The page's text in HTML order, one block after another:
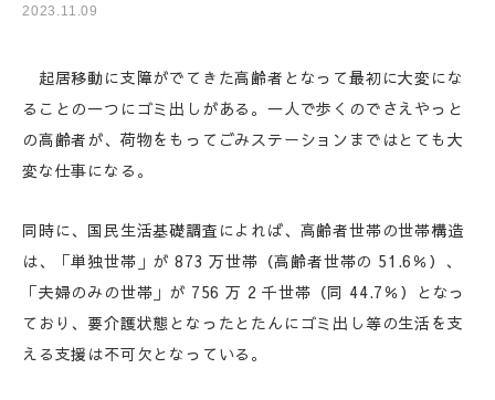
2023.11.09
起居移動に支障がでてきた高齢者となって最初に大変にな
ることの一つにゴミ出しがある。一人で歩くのでさえやっと
の高齢者が、荷物をもってごみステーションまではとても大
変な仕事になる。
同時に、国民生活基礎調査によれば、高齢者世帯の世帯構造
は、「単独世帯」が 873 万世帯（高齢者世帯の 51.6％）、
「夫婦のみの世帯」が 756 万 2 千世帯（同 44.7％）となっ
ており、要介護状態となったとたんにゴミ出し等の生活を支
える支援は不可欠となっている。